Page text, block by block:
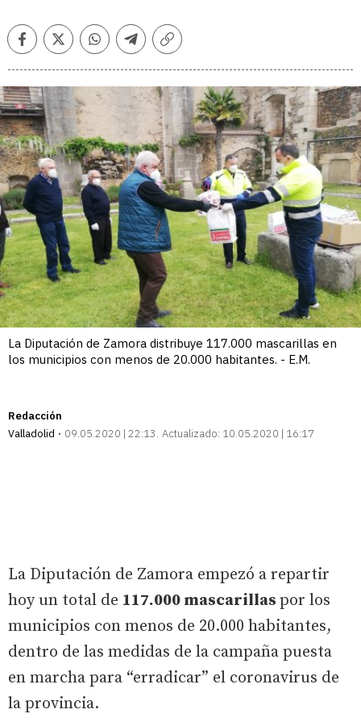
FacebookTwitterWhatsappTelegramCopiar
La Diputación de Zamora distribuye 117.000 mascarillas en
los municipios con menos de 20.000 habitantes. - E.M.
Redacción
Valladolid
09.05.2020 | 22:13 Actualizado: 10.05.2020 | 16:17
La Diputación de Zamora empezó a repartir
hoy un total de 117.000 mascarillas por los
municipios con menos de 20.000 habitantes,
dentro de las medidas de la campaña puesta
en marcha para “erradicar” el coronavirus de
la provincia.